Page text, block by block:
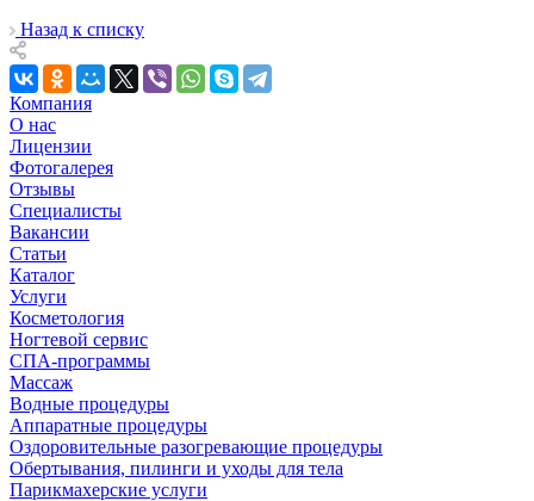
Назад к списку
Компания
О нас
Лицензии
Фотогалерея
Отзывы
Специалисты
Вакансии
Статьи
Каталог
Услуги
Косметология
Ногтевой сервис
СПА-программы
Массаж
Водные процедуры
Аппаратные процедуры
Оздоровительные разогревающие процедуры
Обертывания, пилинги и уходы для тела
Парикмахерские услуги